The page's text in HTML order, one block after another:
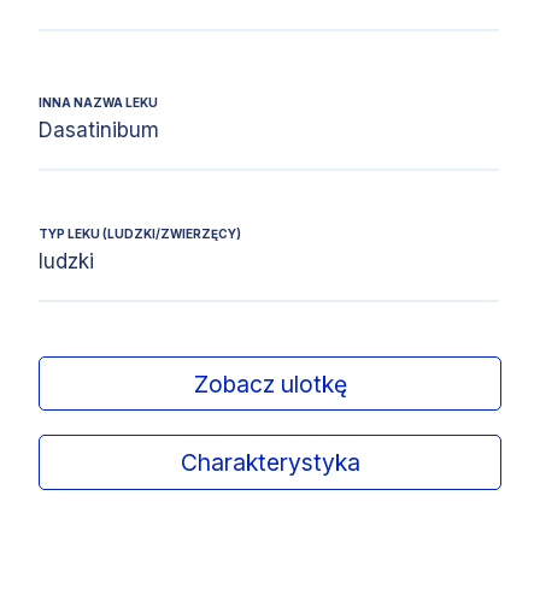
INNA NAZWA LEKU
Dasatinibum
TYP LEKU (LUDZKI/ZWIERZĘCY)
ludzki
Zobacz ulotkę
Charakterystyka